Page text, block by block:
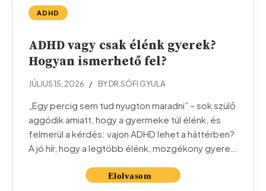
ADHD
ADHD vagy csak élénk gyerek?
Hogyan ismerhető fel?
JÚLIUS 15, 2026 BY DR.SÓFI GYULA
„Egy percig sem tud nyugton maradni” – sok szülő
aggódik amiatt, hogy a gyermeke túl élénk, és
felmerül a kérdés: vajon ADHD lehet a háttérben?
A jó hír, hogy a legtöbb élénk, mozgékony gyerek
jelent. Ebben a cikkben segítünk felismerni, mi a